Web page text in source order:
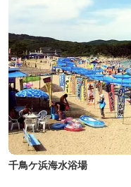
千鳥ケ浜海水浴場